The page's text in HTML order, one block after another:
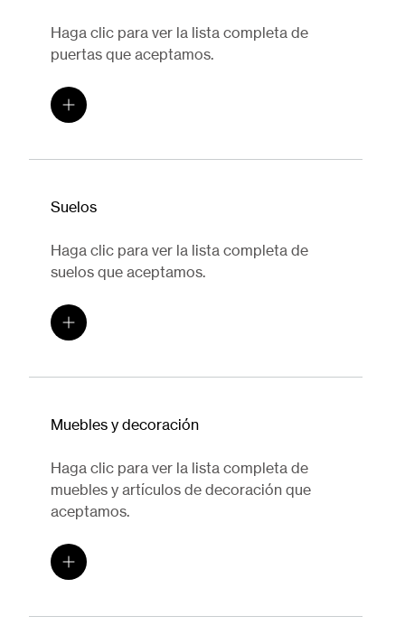
Haga clic para ver la lista completa de
puertas que aceptamos.
Suelos
Haga clic para ver la lista completa de
suelos que aceptamos.
Muebles y decoración
Haga clic para ver la lista completa de
muebles y artículos de decoración que
aceptamos.